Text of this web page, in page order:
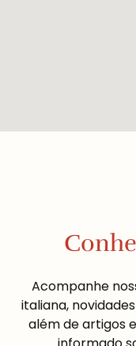
Acompanhe
italiana,
além de artigos